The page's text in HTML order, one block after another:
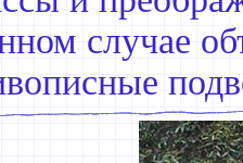
случае